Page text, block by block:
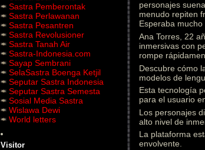
Sastra Pemberontak
Sastra Perlawanan
Sastra Pesantren
Sastra Revolusioner
Sastra Tanah Air
Sastra-Indonesia.com
Sayap Sembrani
SelaSastra Boenga Ketjil
Seputar Sastra Indonesia
Seputar Sastra Semesta
Sosial Media Sastra
Wislawa Dewi
World letters
Visitor
personajes
menudo repiten
Esperaba
Ana Torres, 22
inmersivas con
rompe
Descubre cómo
modelos de
Esta tecnología
para el usuario
Los personajes
alto nivel de
La plataforma
envolvente.